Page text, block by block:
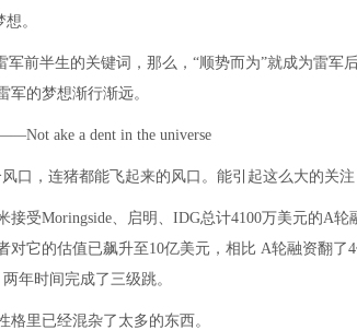
。
军前半生的关键词，那么，“顺势而为”就成为雷
军的梦想渐行渐远。
ake a dent in the universe
口，连猪都能飞起来的风口。能引起这么大的关
接受Moringside、启明、IDG总计4100万美元的A
对它的估值已飙升至10亿美元，相比 A轮融资翻
年时间完成了三级跳。
格里已经混杂了太多的东西。